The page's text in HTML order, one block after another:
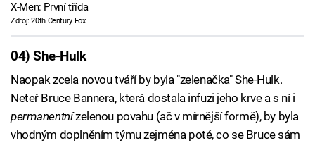
X-Men: První třída
Zdroj: 20th Century Fox
04) She-Hulk
Naopak zcela novou tváří by byla "zelenačka" She-Hulk.
Neteř Bruce Bannera, která dostala infuzi jeho krve a s ní i
permanentnízelenou povahu (ač v mírnější formě), by byla
vhodným doplněním týmu zejména poté, co se Bruce sám